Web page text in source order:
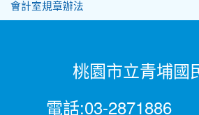
會計室規章辦法
桃園市立青埔國
電話:03-2871886